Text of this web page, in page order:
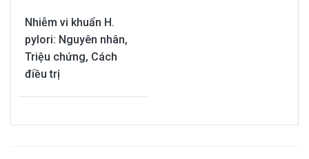
Nhiễm vi khuẩn H.
pylori: Nguyên nhân,
Triệu chứng, Cách
điều trị